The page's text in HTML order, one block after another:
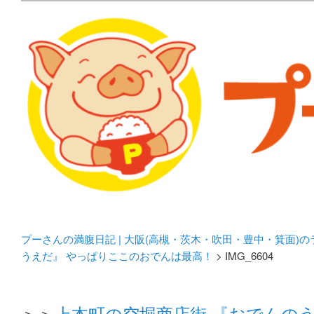
プーさんの満腹日記 |
豊中・箕面)のランチ＆
化してます。
プーさんの満腹日記 | 大阪(高槻・茨木・吹田・豊中・箕面)
うえだ』 やっぱりここのおでんは最高！ > IMG_6604